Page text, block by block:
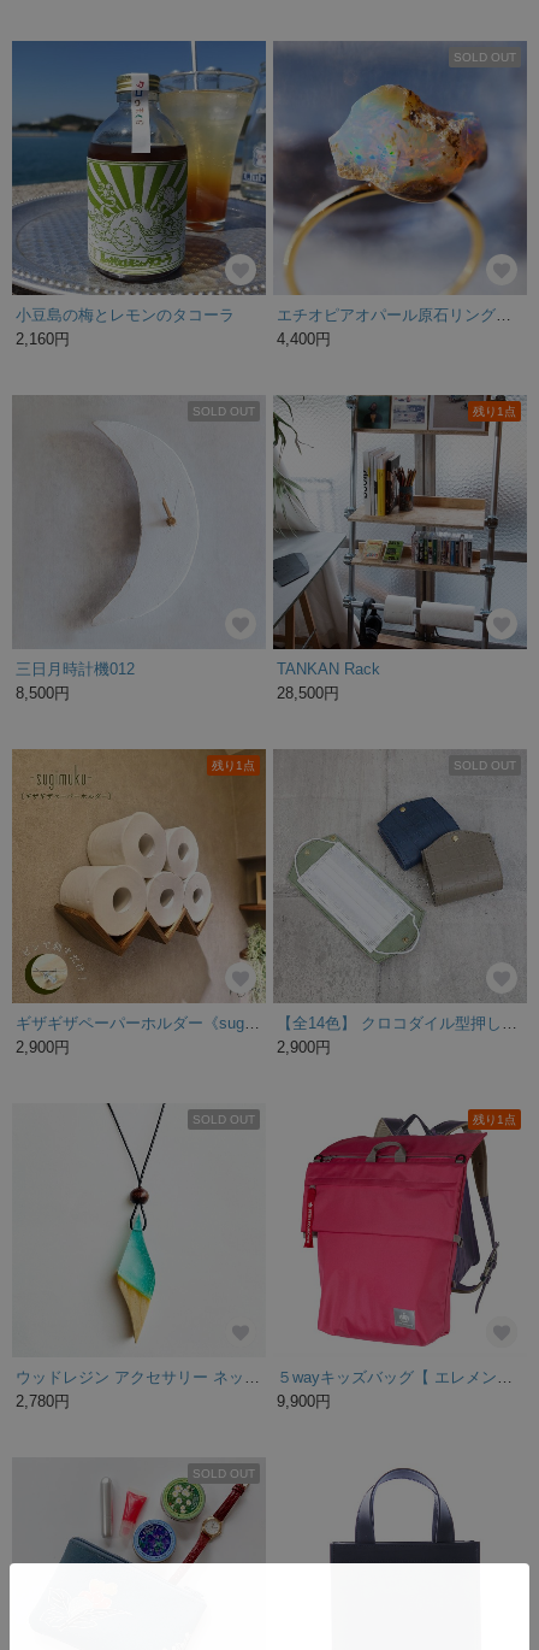
小豆島の梅とレモンのタコーラ
2,160円
SOLD OUT
4,400円
SOLD OUT
三日月時計機012
8,500円
残り1点
TANKAN Rack
28,500円
残り1点
2,900円
SOLD OUT
2,900円
SOLD OUT
2,780円
残り1点
9,900円
SOLD OUT